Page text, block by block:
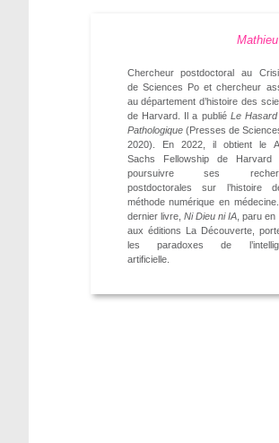
Chercheur postdoctoral au
de Sciences Po et chercheur
au département d’histoire des
de Harvard. Il a publié Le
Pathologique(Presses de
2020). En 2022, il obtient le
Sachs Fellowship de Harvard
poursuivre ses
postdoctorales sur l’histoire
méthode numérique en
dernier livre, Ni Dieu ni IA , paru
aux éditions La Découverte,
les paradoxes de
artificielle.